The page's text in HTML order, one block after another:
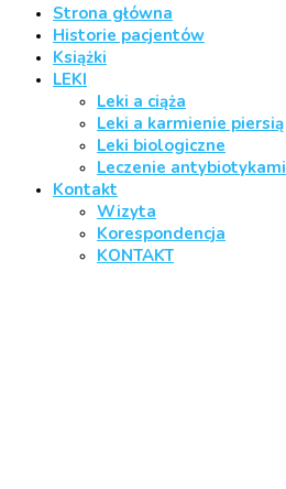
Strona główna
Historie pacjentów
Książki
LEKI
Leki a ciąża
Leki a karmienie piersią
Leki biologiczne
Leczenie antybiotykami
Kontakt
Wizyta
Korespondencja
KONTAKT